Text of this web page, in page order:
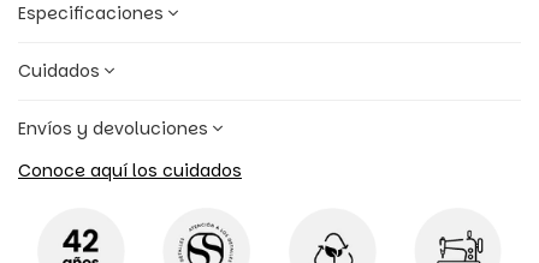
Especificaciones
Cuidados
Envíos y devoluciones
Conoce aquí los cuidados